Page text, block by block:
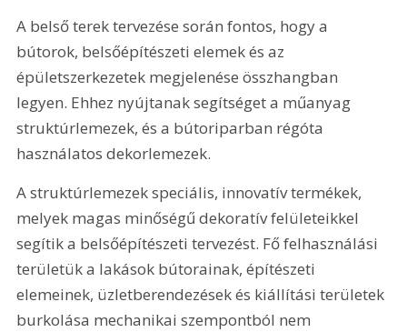
A belső terek tervezése során fontos, hogy a
bútorok, belsőépítészeti elemek és az
épületszerkezetek megjelenése összhangban
legyen. Ehhez nyújtanak segítséget a műanyag
struktúrlemezek, és a bútoriparban régóta
használatos dekorlemezek.
A struktúrlemezek speciális, innovatív termékek,
melyek magas minőségű dekoratív felületeikkel
segítik a belsőépítészeti tervezést. Fő felhasználási
területük a lakások bútorainak, építészeti
elemeinek, üzletberendezések és kiállítási területek
burkolása mechanikai szempontból nem